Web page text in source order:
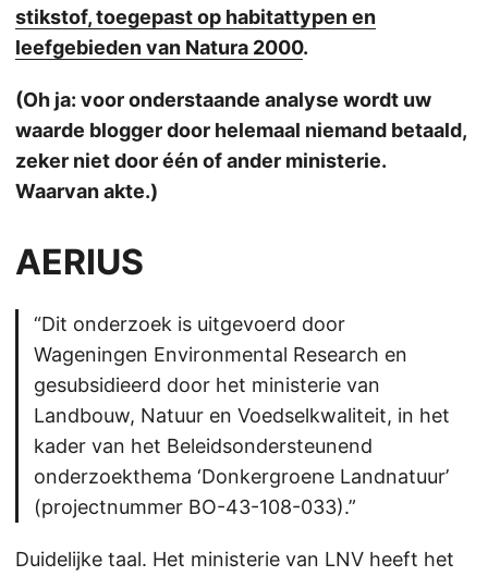
stikstof, toegepast op habitattypen en
leefgebieden van Natura 2000.
(Oh ja: voor onderstaande analyse wordt uw
waarde blogger door helemaal niemand betaald,
zeker niet door één of ander ministerie.
Waarvan akte.)
AERIUS
“Dit onderzoek is uitgevoerd door
Wageningen Environmental Research en
gesubsidieerd door het ministerie van
Landbouw, Natuur en Voedselkwaliteit, in het
kader van het Beleidsondersteunend
onderzoekthema ‘Donkergroene Landnatuur’
(projectnummer BO-43-108-033).”
Duidelijke taal. Het ministerie van LNV heeft het